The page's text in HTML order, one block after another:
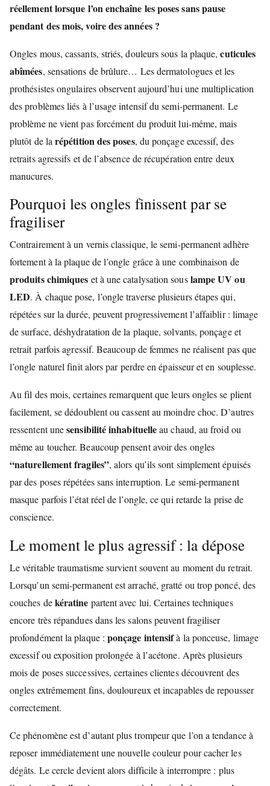
réellement lorsque l’on enchaîne les poses sans pause
pendant des mois, voire des années ?
Ongles mous, cassants, striés, douleurs sous la plaque,cuticules
abîmées, sensations de brûlure… Les dermatologues et les
prothésistes ongulaires observent aujourd’hui une multiplication
des problèmes liés à l’usage intensif du semi-permanent. Le
problème ne vient pas forcément du produit lui-même, mais
plutôt de larépétition des poses, du ponçage excessif, des
retraits agressifs et de l’absence de récupération entre deux
manucures.
Pourquoi les ongles finissent par se
fragiliser
Contrairement à un vernis classique, le semi-permanent adhère
fortement à la plaque de l’ongle grâce à une combinaison de
produits chimiques et à une catalysation souslampe UV ou
LED. À chaque pose, l’ongle traverse plusieurs étapes qui,
répétées sur la durée, peuvent progressivement l’affaiblir : limage
de surface, déshydratation de la plaque, solvants, ponçage et
retrait parfois agressif. Beaucoup de femmes ne réalisent pas que
l’ongle naturel finit alors par perdre en épaisseur et en souplesse.
Au fil des mois, certaines remarquent que leurs ongles se plient
facilement, se dédoublent ou cassent au moindre choc. D’autres
ressentent unesensibilité inhabituelleau chaud, au froid ou
même au toucher. Beaucoup pensent avoir des ongles
“naturellement fragiles”, alors qu’ils sont simplement épuisés
par des poses répétées sans interruption. Le semi-permanent
masque parfois l’état réel de l’ongle, ce qui retarde la prise de
conscience.
Le moment le plus agressif : la dépose
Le véritable traumatisme survient souvent au moment du retrait.
Lorsqu’un semi-permanent est arraché, gratté ou trop poncé, des
couches dekératine partent avec lui. Certaines techniques
encore très répandues dans les salons peuvent fragiliser
profondément la plaque :ponçage intensifà la ponceuse, limage
excessif ou exposition prolongée à l’acétone. Après plusieurs
mois de poses successives, certaines clientes découvrent des
ongles extrêmement fins, douloureux et incapables de repousser
correctement.
Ce phénomène est d’autant plus trompeur que l’on a tendance à
reposer immédiatement une nouvelle couleur pour cacher les
dégâts. Le cercle devient alors difficile à interrompre : plus